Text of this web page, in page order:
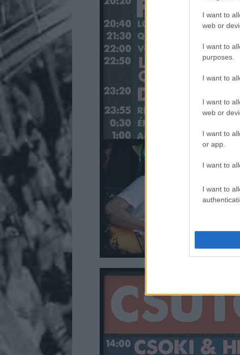
I want to
web or
I want to
purposes.
I want to
I want to
web or
I want to
or app.
I want to
I want to